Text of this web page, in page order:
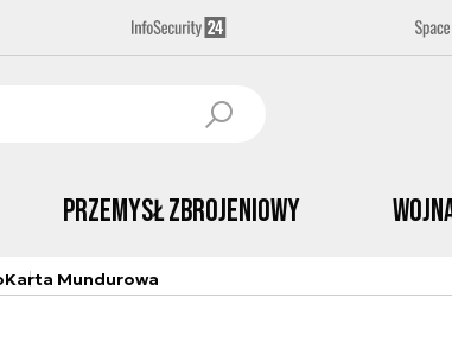
Przemysł Zbrojeniowy
Karta Mundurowa